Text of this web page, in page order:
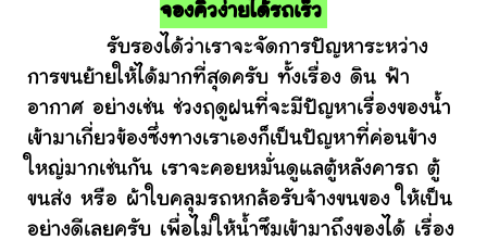
จองคิวง่ายได้รถเร็ว
รับรองได้ว่าเราจะจัดการปัญหาระหว่าง
การขนย้ายให้ได้มากที่สุดครับ ทั้งเรื่อง ดิน ฟ้า
อากาศ อย่างเช่น ช่วงฤดูฝนที่จะมีปัญหาเรื่องของน้ำ
เข้ามาเกี่ยวข้องซึ่งทางเราเองก็เป็นปัญหาที่ค่อนข้าง
ใหญ่มากเช่นกัน เราจะคอยหมั่นดูแลตู้หลังคารถ ตู้
ขนส่ง หรือ ผ้าใบคลุมรถหกล้อรับจ้างขนของ ให้เป็น
อย่างดีเลยครับ เพื่อไม่ให้น้ำซึมเข้ามาถึงของได้ เรื่อง